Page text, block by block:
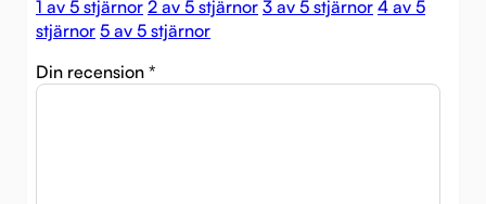
1 av 5 stjärnor 2 av 5 stjärnor 3 av 5 stjärnor 4 av 5
stjärnor 5 av 5 stjärnor
Din recension *